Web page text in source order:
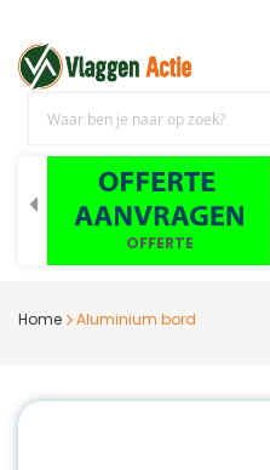
OFFERTE
Home Aluminium bord